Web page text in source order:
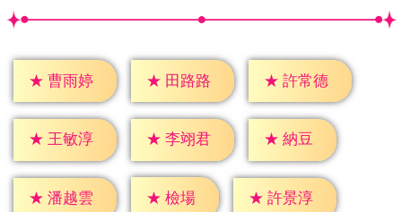
★ 曹雨婷 ★ 田路路 ★ 許常德
★ 王敏淳 ★ 李翊君 ★ 納豆
★ 潘越雲 ★ 檢場 ★ 許景淳